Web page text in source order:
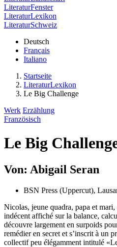
LiteraturFenster
LiteraturLexikon
LiteraturSchweiz
Deutsch
Français
Italiano
Startseite
LiteraturLexikon
Le Big Challenge
Werk Erzählung
Französisch
Le Big
Von: Abigail Seran
BSN Press (Uppercut),
Nicolas, jeune quadra, papa et
indécent affiché sur la balance,
découvre largement en surpoids
remédier en secret et s’inscrit à un
collectif peu élégamment intitulé